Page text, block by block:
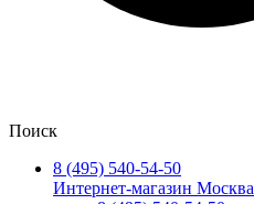
Поиск
8 (495) 540-54-50
Интернет-магазин Москва